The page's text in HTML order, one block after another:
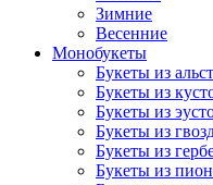
Зимние
Весенние
Монобукеты
Букеты из
Букеты из
Букеты из
Букеты из
Букеты из
Букеты из